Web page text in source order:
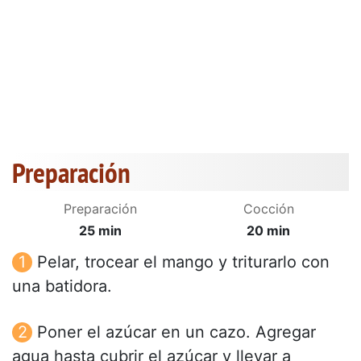
Preparación
Preparación
25 min
Cocción
20 min
Pelar, trocear el mango y triturarlo con
una batidora.
Poner el azúcar en un cazo. Agregar
agua hasta cubrir el azúcar y llevar a